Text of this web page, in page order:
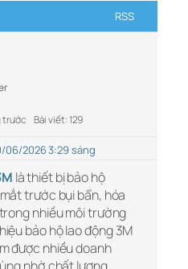
RSS
trước Bài viết: 129
06/2026 3:29 sáng
là thiết bị bảo hộ
trước bụi bẩn, hóa
nhiều môi trường
bảo hộ lao động 3M
được nhiều doanh